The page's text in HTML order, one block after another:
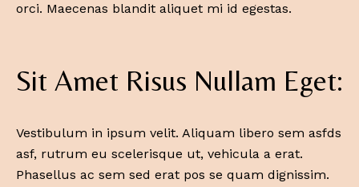
orci. Maecenas blandit aliquet mi id egestas.
Sit Amet Risus Nullam Eget:
Vestibulum in ipsum velit. Aliquam libero sem asfds
asf, rutrum eu scelerisque ut, vehicula a erat.
Phasellus ac sem sed erat pos se quam dignissim.